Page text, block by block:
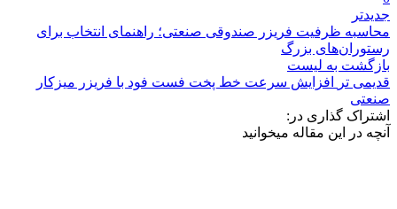
جدیدتر
محاسبه ظرفیت فریزر صندوقی صنعتی؛ راهنمای انتخاب برای
رستوران‌های بزرگ
بازگشت به لیست
قدیمی تر
افزایش سرعت خط پخت فست فود با فریزر میزکار
صنعتی
اشتراک گذاری در:
آنچه در این مقاله میخوانید